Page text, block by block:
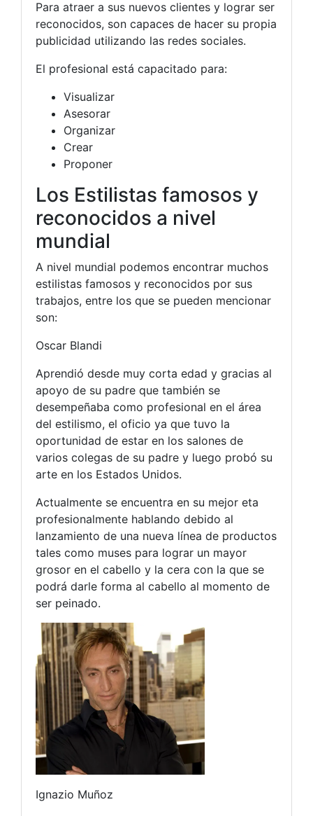
Para atraer a sus nuevos clientes y lograr ser
reconocidos, son capaces de hacer su propia
publicidad utilizando las redes sociales.
El profesional está capacitado para:
Visualizar
Asesorar
Organizar
Crear
Proponer
Los Estilistas famosos y
reconocidos a nivel
mundial
A nivel mundial podemos encontrar muchos
estilistas famosos y reconocidos por sus
trabajos, entre los que se pueden mencionar
son:
Oscar Blandi
Aprendió desde muy corta edad y gracias al
apoyo de su padre que también se
desempeñaba como profesional en el área
del estilismo, el oficio ya que tuvo la
oportunidad de estar en los salones de
varios colegas de su padre y luego probó su
arte en los Estados Unidos.
Actualmente se encuentra en su mejor eta
profesionalmente hablando debido al
lanzamiento de una nueva línea de productos
tales como muses para lograr un mayor
grosor en el cabello y la cera con la que se
podrá darle forma al cabello al momento de
ser peinado.
Ignazio Muñoz